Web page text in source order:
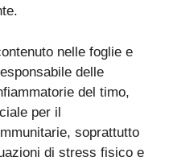
nelle foglie e
delle
del timo,
per il
soprattutto
di stress fisico e